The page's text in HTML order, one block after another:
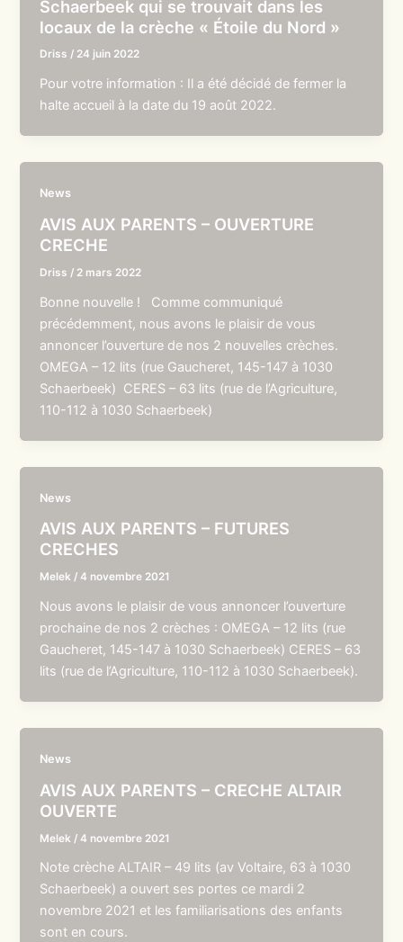
Schaerbeek qui se trouvait dans les
locaux de la crèche « Étoile du Nord »
Driss / 24 juin 2022
Pour votre information : Il a été décidé de fermer la
halte accueil à la date du 19 août 2022.
News
AVIS AUX PARENTS – OUVERTURE
CRECHE
Driss / 2 mars 2022
Bonne nouvelle ! Comme communiqué
précédemment, nous avons le plaisir de vous
annoncer l’ouverture de nos 2 nouvelles crèches.
OMEGA – 12 lits (rue Gaucheret, 145-147 à 1030
Schaerbeek) CERES – 63 lits (rue de l’Agriculture,
110-112 à 1030 Schaerbeek)
News
AVIS AUX PARENTS – FUTURES
CRECHES
Melek /4 novembre 2021
Nous avons le plaisir de vous annoncer l’ouverture
prochaine de nos 2 crèches : OMEGA – 12 lits (rue
Gaucheret, 145-147 à 1030 Schaerbeek) CERES – 63
lits (rue de l’Agriculture, 110-112 à 1030 Schaerbeek).
News
AVIS AUX PARENTS – CRECHE ALTAIR
OUVERTE
Melek /4 novembre 2021
Note crèche ALTAIR – 49 lits (av Voltaire, 63 à 1030
Schaerbeek) a ouvert ses portes ce mardi 2
novembre 2021 et les familiarisations des enfants
sont en cours.